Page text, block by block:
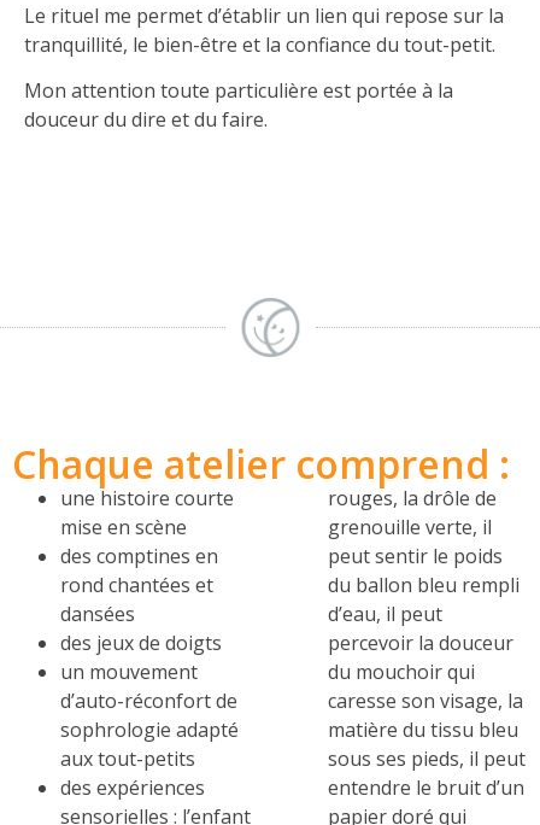
Le rituel me permet d’établir un lien qui repose sur la
tranquillité, le bien-être et la confiance du tout-petit.
Mon attention toute particulière est portée à la
douceur du dire et du faire.
Chaque atelier comprend :
une histoire courte
mise en scène
des comptines en
rond chantées et
dansées
des jeux de doigts
un mouvement
d’auto-réconfort de
sophrologie adapté
aux tout-petits
des expériences
sensorielles : l’enfant
rouges, la drôle de
grenouille verte, il
peut sentir le poids
du ballon bleu rempli
d’eau, il peut
percevoir la douceur
du mouchoir qui
caresse son visage, la
matière du tissu bleu
sous ses pieds, il peut
entendre le bruit d’un
papier doré qui